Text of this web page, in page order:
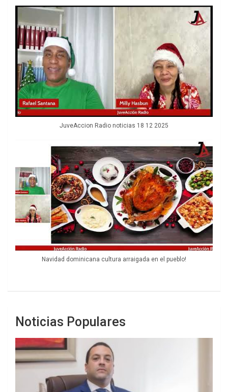
JuveAccion Radio noticias 18 12 2025
Navidad dominicana cultura arraigada en el pueblo!
Noticias Populares